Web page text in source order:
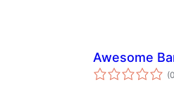
Awesome
(0